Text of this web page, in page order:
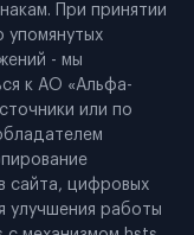
При принятии
упомянутых
- мы
к AO «Альфа-
или по
сайта, цифровых
улучшения работы